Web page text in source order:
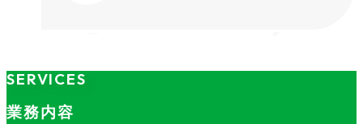
SERVICES
業務内容